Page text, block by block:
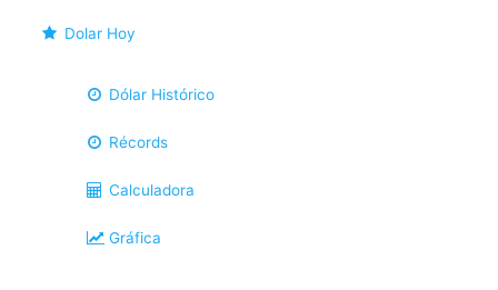
Dolar Hoy
Dólar Histórico
Récords
Calculadora
Gráfica